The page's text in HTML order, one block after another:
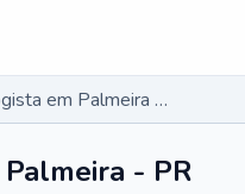
Ginecologista em Palmeira - PR
- PR